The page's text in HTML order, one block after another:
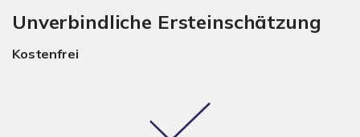
Unverbindliche Ersteinschätzung
Kostenfrei